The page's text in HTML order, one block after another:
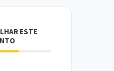
ESTE